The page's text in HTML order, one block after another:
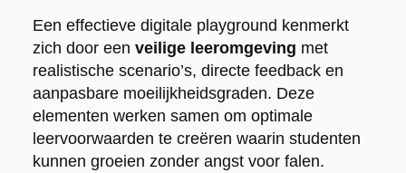
Een effectieve digitale playground kenmerkt
zich door een veilige leeromgeving met
realistische scenario’s, directe feedback en
aanpasbare moeilijkheidsgraden. Deze
elementen werken samen om optimale
leervoorwaarden te creëren waarin studenten
kunnen groeien zonder angst voor falen.